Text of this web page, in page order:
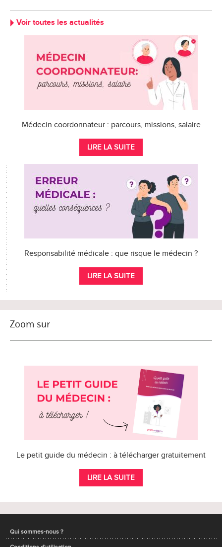
Voir toutes les actualités
Médecin coordonnateur : parcours, missions, salaire
LIRE LA SUITE
Responsabilité médicale : que risque le médecin ?
LIRE LA SUITE
Zoom sur
Le petit guide du médecin : à télécharger gratuitement
LIRE LA SUITE
Qui sommes-nous ?